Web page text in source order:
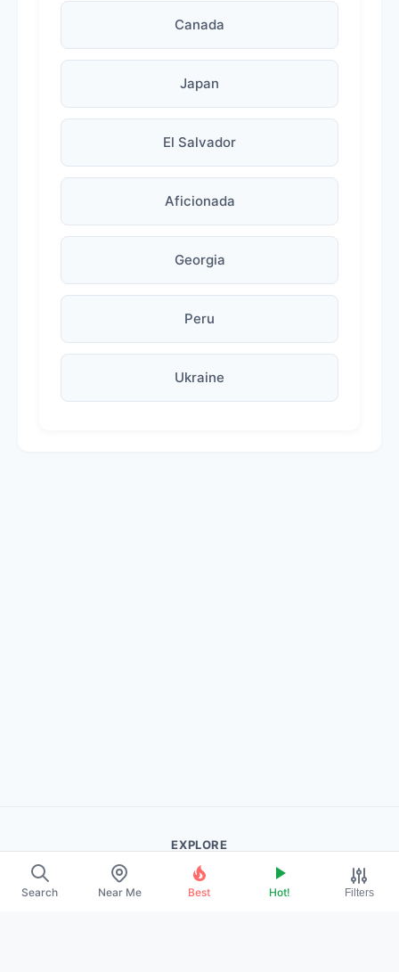
Canada
Japan
El Salvador
Aficionada
Georgia
Peru
Ukraine
Search Near Me Best Hot! Filters
EXPLORE
About Us